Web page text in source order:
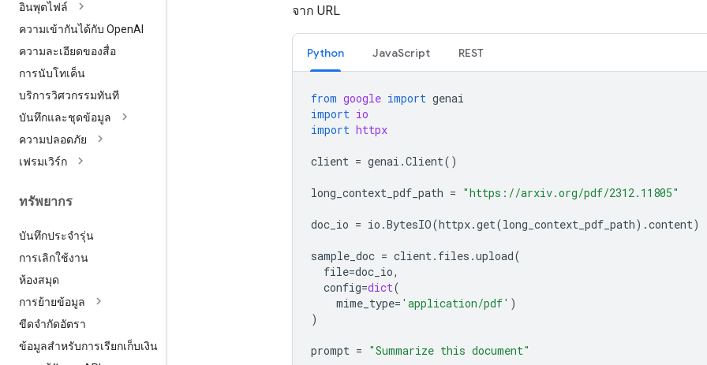
อินพุตไฟล์
ความเข้ากันได้กับ OpenAI
ความละเอียดของสื่อ
การนับโทเค็น
บริการวิศวกรรมทันที
บันทึกและชุดข้อมูล
ความปลอดภัย
เฟรมเวิร์ก
ทรัพยากร
บันทึกประจำรุ่น
การเลิกใช้งาน
ห้องสมุด
การย้ายข้อมูล
ขีดจำกัดอัตรา
ข้อมูลสำหรับการเรียกเก็บเงิน
จาก URL
Python JavaScript REST
from google import genai
import io
import httpx
client = genai .Client()
long_context_pdf_path = "https://arxiv.org/pdf/2312.11805"
doc_io = io .BytesIO(httpx.get(long_context_pdf_path) .content)
sample_doc = client. files .upload(
file=doc_io,
config=dict(
mime_type= 'application/pdf' )
)
prompt = "Summarize this document"